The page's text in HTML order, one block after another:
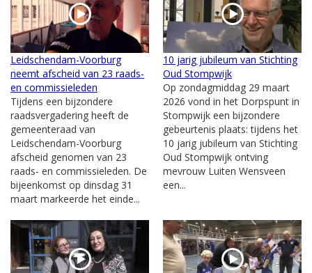
Leidschendam-Voorburg
neemt afscheid van 23 raads-
en commissieleden
Tijdens een bijzondere
raadsvergadering heeft de
gemeenteraad van
Leidschendam-Voorburg
afscheid genomen van 23
raads- en commissieleden. De
bijeenkomst op dinsdag 31
maart markeerde het einde...
10 jarig jubileum van Stichting
Oud Stompwijk
Op zondagmiddag 29 maart
2026 vond in het Dorpspunt in
Stompwijk een bijzondere
gebeurtenis plaats: tijdens het
10 jarig jubileum van Stichting
Oud Stompwijk ontving
mevrouw Luiten Wensveen
een...